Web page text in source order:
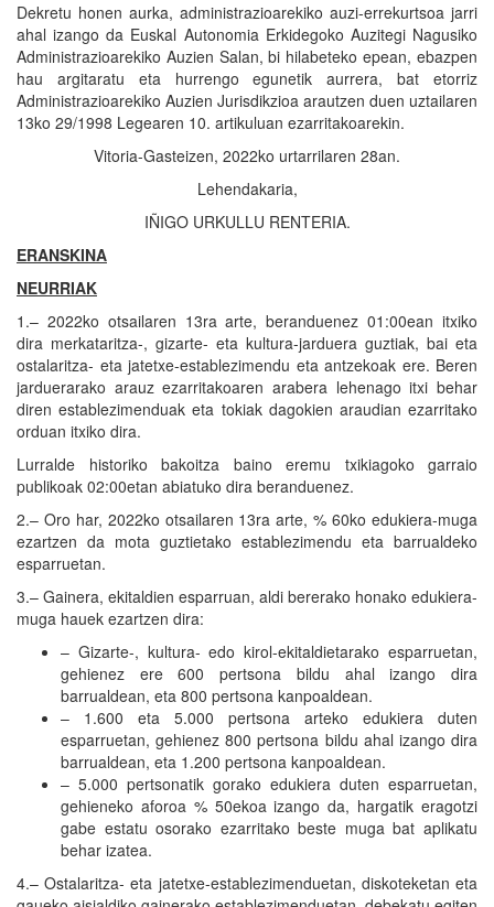
Dekretu honen aurka, administrazioarekiko auzi-errekurtsoa jarri
ahal izango da Euskal Autonomia Erkidegoko Auzitegi Nagusiko
Administrazioarekiko Auzien Salan, bi hilabeteko epean, ebazpen
hau argitaratu eta hurrengo egunetik aurrera, bat etorriz
Administrazioarekiko Auzien Jurisdikzioa arautzen duen uztailaren
13ko 29/1998 Legearen 10. artikuluan ezarritakoarekin.
Vitoria-Gasteizen, 2022ko urtarrilaren 28an.
Lehendakaria,
IÑIGO URKULLU RENTERIA.
ERANSKINA
NEURRIAK
1.– 2022ko otsailaren 13ra arte, beranduenez 01:00ean itxiko
dira merkataritza-, gizarte- eta kultura-jarduera guztiak, bai eta
ostalaritza- eta jatetxe-establezimendu eta antzekoak ere. Beren
jarduerarako arauz ezarritakoaren arabera lehenago itxi behar
diren establezimenduak eta tokiak dagokien araudian ezarritako
orduan itxiko dira.
Lurralde historiko bakoitza baino eremu txikiagoko garraio
publikoak 02:00etan abiatuko dira beranduenez.
2.– Oro har, 2022ko otsailaren 13ra arte, % 60ko edukiera-muga
ezartzen da mota guztietako establezimendu eta barrualdeko
esparruetan.
3.– Gainera, ekitaldien esparruan, aldi bererako honako edukiera-
muga hauek ezartzen dira:
– Gizarte-, kultura- edo kirol-ekitaldietarako esparruetan,
gehienez ere 600 pertsona bildu ahal izango dira
barrualdean, eta 800 pertsona kanpoaldean.
– 1.600 eta 5.000 pertsona arteko edukiera duten
esparruetan, gehienez 800 pertsona bildu ahal izango dira
barrualdean, eta 1.200 pertsona kanpoaldean.
– 5.000 pertsonatik gorako edukiera duten esparruetan,
gehieneko aforoa % 50ekoa izango da, hargatik eragotzi
gabe estatu osorako ezarritako beste muga bat aplikatu
behar izatea.
4.– Ostalaritza- eta jatetxe-establezimenduetan, diskoteketan eta